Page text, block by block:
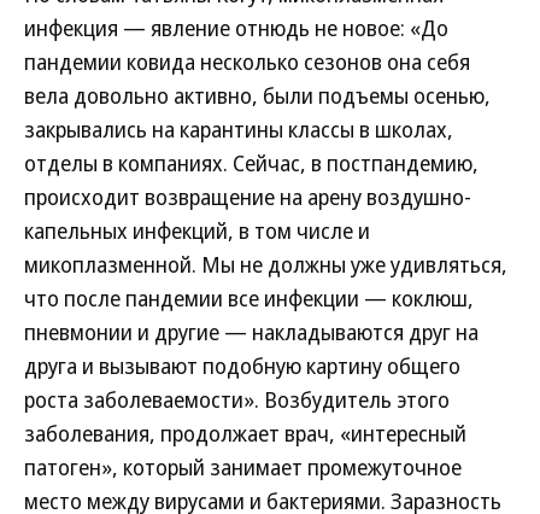
инфекция — явление отнюдь не новое: «До
пандемии ковида несколько сезонов она себя
вела довольно активно, были подъемы осенью,
закрывались на карантины классы в школах,
отделы в компаниях. Сейчас, в постпандемию,
происходит возвращение на арену воздушно-
капельных инфекций, в том числе и
микоплазменной. Мы не должны уже удивляться,
что после пандемии все инфекции — коклюш,
пневмонии и другие — накладываются друг на
друга и вызывают подобную картину общего
роста заболеваемости». Возбудитель этого
заболевания, продолжает врач, «интересный
патоген», который занимает промежуточное
место между вирусами и бактериями. Заразность